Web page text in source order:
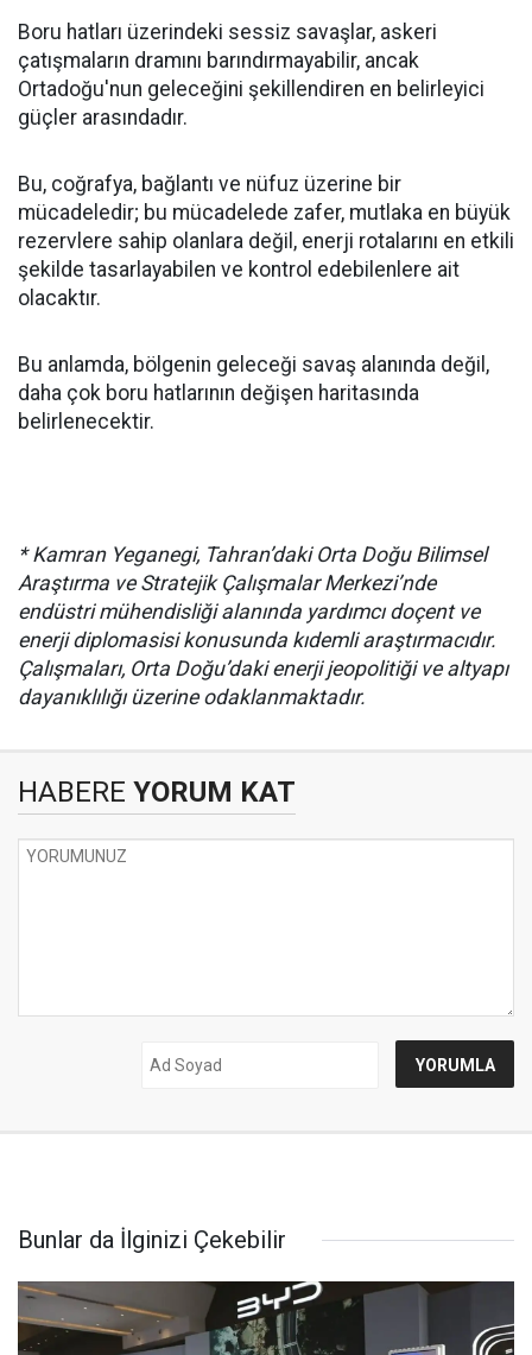
Boru hatları üzerindeki sessiz savaşlar, askeri
çatışmaların dramını barındırmayabilir, ancak
Ortadoğu'nun geleceğini şekillendiren en belirleyici
güçler arasındadır.
Bu, coğrafya, bağlantı ve nüfuz üzerine bir
mücadeledir; bu mücadelede zafer, mutlaka en büyük
rezervlere sahip olanlara değil, enerji rotalarını en etkili
şekilde tasarlayabilen ve kontrol edebilenlere ait
olacaktır.
Bu anlamda, bölgenin geleceği savaş alanında değil,
daha çok boru hatlarının değişen haritasında
belirlenecektir.
* Kamran Yeganegi, Tahran’daki Orta Doğu Bilimsel
Araştırma ve Stratejik Çalışmalar Merkezi’nde
endüstri mühendisliği alanında yardımcı doçent ve
enerji diplomasisi konusunda kıdemli araştırmacıdır.
Çalışmaları, Orta Doğu’daki enerji jeopolitiği ve altyapı
dayanıklılığı üzerine odaklanmaktadır.
HABERE YORUM KAT
Bunlar da İlginizi Çekebilir